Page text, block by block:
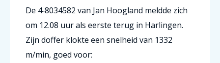
De 4‑8034582 van Jan Hoogland meldde zich
om 12.08 uur als eerste terug in Harlingen.
Zijn doffer klokte een snelheid van 1332
m/min, goed voor: